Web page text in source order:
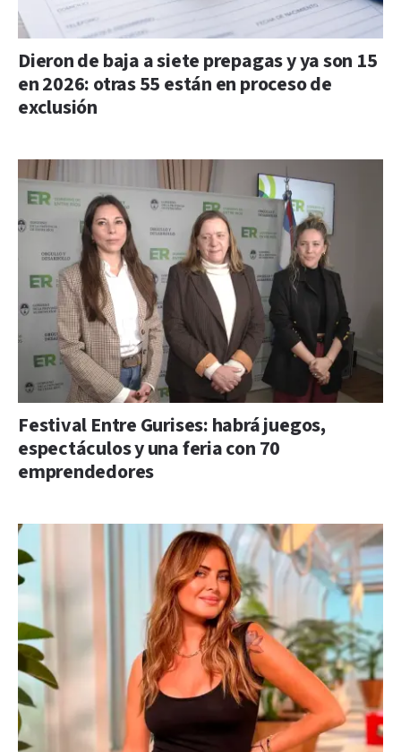
Dieron de baja a siete prepagas y ya son 15
en 2026: otras 55 están en proceso de
exclusión
Festival Entre Gurises: habrá juegos,
espectáculos y una feria con 70
emprendedores